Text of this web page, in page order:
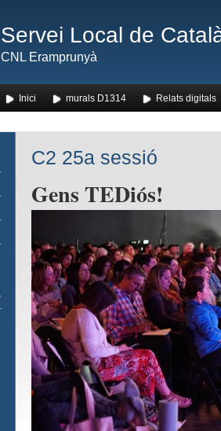
Servei Local de
CNL Eramprunyà
Inici murals D1314 Relats digitals
C2 25a sessió
Gens TEDiós!